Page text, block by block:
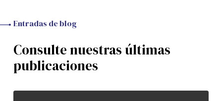
Entradas de blog
Consulte nuestras últimas
publicaciones